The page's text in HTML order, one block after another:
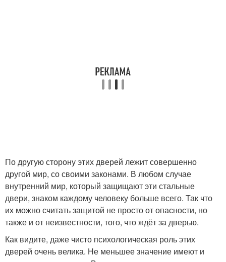
По другую сторону этих дверей лежит совершенно
другой мир, со своими законами. В любом случае
внутренний мир, который защищают эти стальные
двери, знаком каждому человеку больше всего. Так что
их можно считать защитой не просто от опасности, но
также и от неизвестности, того, что ждёт за дверью.
Как видите, даже чисто психологическая роль этих
дверей очень велика. Не меньшее значение имеют и